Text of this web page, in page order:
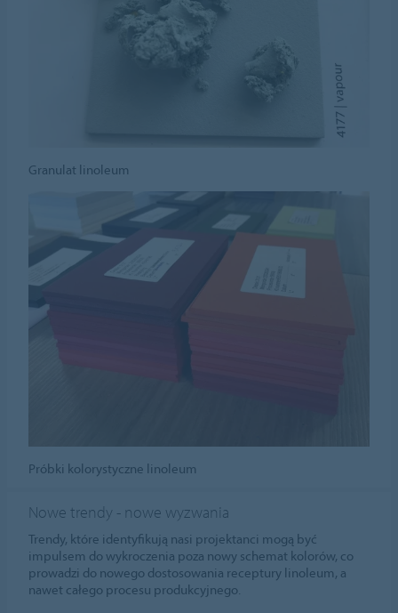
Granulat linoleum
Próbki kolorystyczne linoleum
Nowe trendy - nowe wyzwania
Trendy, które identyfikują nasi projektanci mogą być
impulsem do wykroczenia poza nowy schemat kolorów, co
prowadzi do nowego dostosowania receptury linoleum, a
nawet całego procesu produkcyjnego.